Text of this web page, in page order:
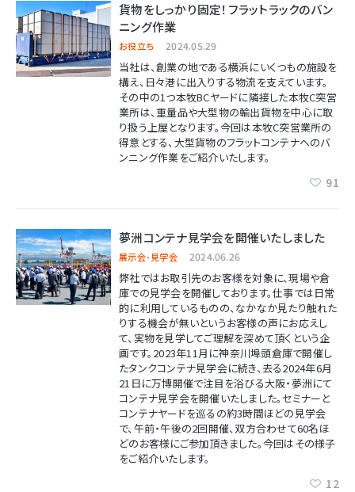
貨物をしっかり固定！フラットラックのバン
ニング作業
お役立ち 2024.05.29
当社は、創業の地である横浜にいくつもの施設を
構え、日々港に出入りする物流を支えています。
その中の1つ本牧BCヤードに隣接した本牧C突営
業所は、重量品や大型物の輸出貨物を中心に取
り扱う上屋となります。今回は本牧C突営業所の
得意とする、大型貨物のフラットコンテナへのバ
ンニング作業をご紹介いたします。
91
夢洲コンテナ見学会を開催いたしました
展示会･見学会 2024.06.26
弊社ではお取引先のお客様を対象に、現場や倉
庫での見学会を開催しております。仕事では日常
的に利用しているものの、なかなか見たり触れた
りする機会が無いというお客様の声にお応えし
て、実物を見学してご理解を深めて頂くという企
画です。2023年11月に神奈川埠頭倉庫で開催し
たタンクコンテナ見学会に続き、去る2024年6月
21日に万博開催で注目を浴びる大阪・夢洲にて
コンテナ見学会を開催いたしました。セミナーと
コンテナヤードを巡るの約3時間ほどの見学会
で、午前・午後の2回開催、双方合わせて60名ほ
どのお客様にご参加頂きました。今回はその様子
をご紹介いたします。
12